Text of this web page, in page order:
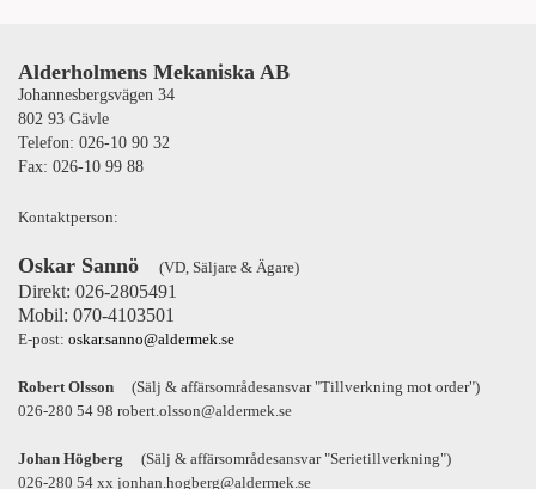
Alderholmens Mekaniska AB
Johannesbergsvägen 34
802 93 Gävle
Telefon: 026-10 90 32
Fax: 026-10 99 88
Kontaktperson:
Oskar Sannö (VD, Säljare & Ägare)
Direkt: 026-2805491
Mobil: 070-4103501
E-post: oskar.sanno@aldermek.se
Robert Olsson
(Sälj & affärsområdesansvar "Tillverkning mot order")
026-280 54 98 robert.olsson@aldermek.se
Johan Högberg
(Sälj & affärsområdesansvar "Serietillverkning")
026-280 54 xx jonhan.hogberg@aldermek.se